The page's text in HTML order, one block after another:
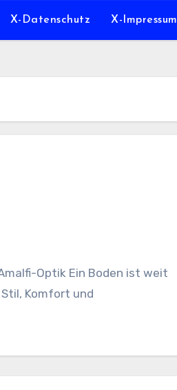
X-Datenschutz X-Impressum
Optik Ein Boden ist weit
Komfort und